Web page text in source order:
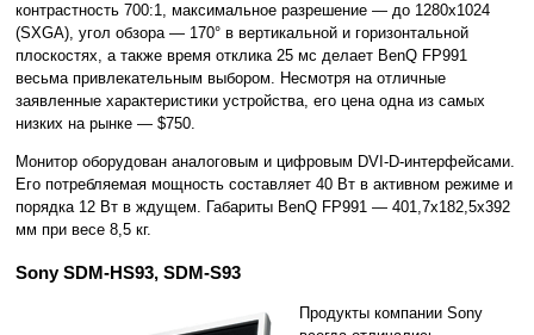
контрастность 700:1, максимальное разрешение — до 1280x1024
(SXGA), угол обзора — 170° в вертикальной и горизонтальной
плоскостях, а также время отклика 25 мс делает BenQ FP991
весьма привлекательным выбором. Несмотря на отличные
заявленные характеристики устройства, его цена одна из самых
низких на рынке — $750.
Монитор оборудован аналоговым и цифровым DVI-D-интерфейсами.
Его потребляемая мощность составляет 40 Вт в активном режиме и
порядка 12 Вт в ждущем. Габариты BenQ FP991 — 401,7x182,5x392
мм при весе 8,5 кг.
Sony SDM-HS93, SDM-S93
Продукты компании Sony